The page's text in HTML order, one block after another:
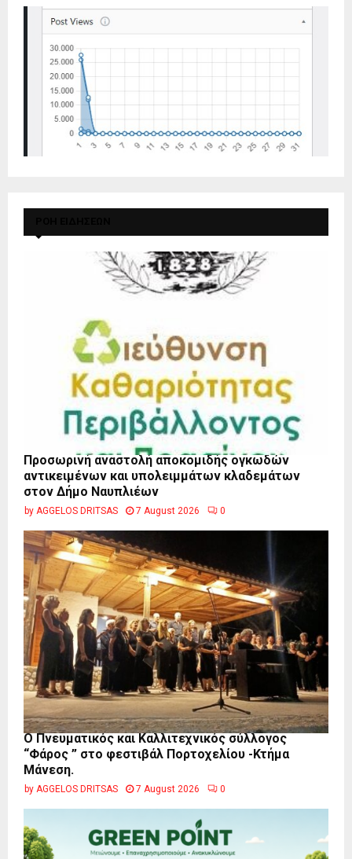
Προσωρινή αναστολή αποκομιδής ογκωδών
αντικειμένων και υπολειμμάτων κλαδεμάτων
στον Δήμο Ναυπλιέων
by AGGELOS DRITSAS 7 August 2026 0
Ο Πνευματικός και Καλλιτεχνικός σύλλογος
“Φάρος ” στο φεστιβάλ Πορτοχελίου -Κτήμα
Μάνεση.
by AGGELOS DRITSAS 7 August 2026 0